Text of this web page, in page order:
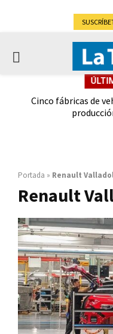
PRIMARY
Cinco fábricas de
Portada » Renault
Renault